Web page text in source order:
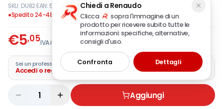
SKU:DU82·EAN:5000394067721
●Spedito 24-48 ore
€5,05IVA incl.
Sei un professionista?
Accedi o registra la tua azienda
1 Aggiungi
Chiedi a Renaudo
Clicca
sopra l'immagine di un
prodotto per ricevere subito tutte le
informazioni: specifiche, alternative,
consigli d'uso.
Confronta Dettagli